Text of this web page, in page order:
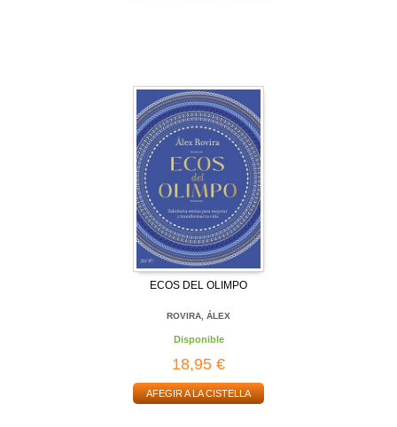
ECOS DEL OLIMPO
ROVIRA, ÁLEX
Disponible
18,95 €
AFEGIR A LA CISTELLA